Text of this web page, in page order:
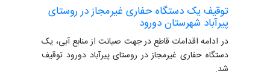
توقیف یک دستگاه حفاری غیرمجاز در روستای
پیرآباد شهرستان دورود
در ادامه اقدامات قاطع در جهت صیانت از منابع آبی، یک
دستگاه حفاری غیرمجاز در روستای پیرآباد دورود توقیف
شد.